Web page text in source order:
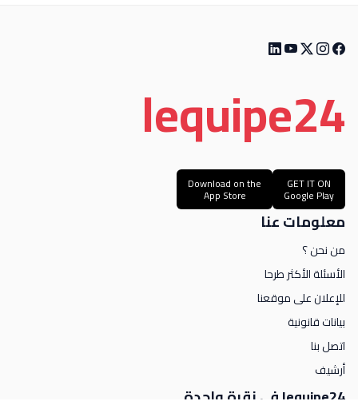
lequipe24
GET IT ON
Google Play
Download on the
App Store
معلومات عنا
من نحن ؟
الأسئلة الأكثر طرحا
للإعلان على موقعنا
بيانات قانونية
اتصل بنا
أرشيف
lequipe24 في نقرة واحدة